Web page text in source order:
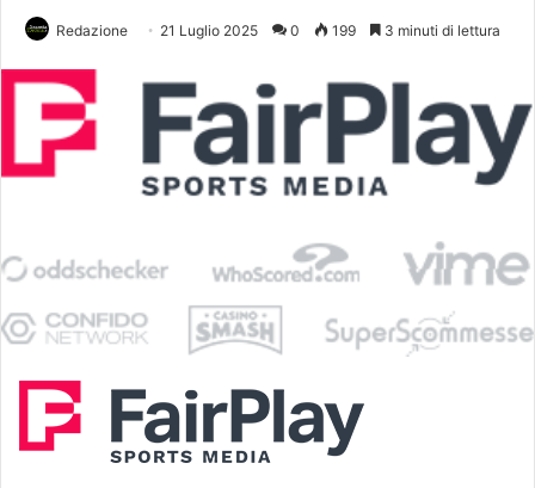
Redazione 21 Luglio 2025 0 199 3 minuti di lettura